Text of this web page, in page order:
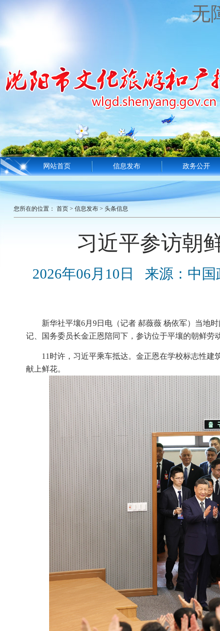
无
网站首页 信息发布 政务公开
您所在的位置： 首页 > 信息发布 > 头条信息
习近平参访朝
2026年06月10日 来源：中国
新华社平壤6月9日电（记者 郝薇薇 杨依军）当地
记、国务委员长金正恩陪同下，参访位于平壤的朝鲜劳
11时许，习近平乘车抵达。金正恩在学校标志性
献上鲜花。